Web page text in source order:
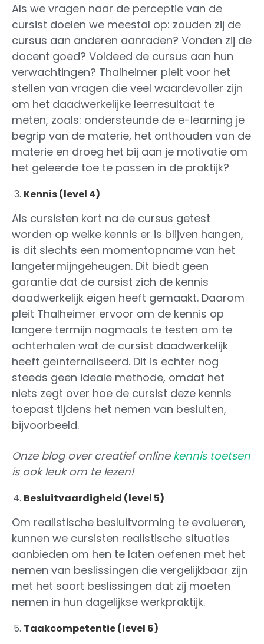
Als we vragen naar de perceptie van de
cursist doelen we meestal op: zouden zij de
cursus aan anderen aanraden? Vonden zij de
docent goed? Voldeed de cursus aan hun
verwachtingen? Thalheimer pleit voor het
stellen van vragen die veel waardevoller zijn
om het daadwerkelijke leerresultaat te
meten, zoals: ondersteunde de e-learning je
begrip van de materie, het onthouden van de
materie en droeg het bij aan je motivatie om
het geleerde toe te passen in de praktijk?
Kennis (level 4)
Als cursisten kort na de cursus getest
worden op welke kennis er is blijven hangen,
is dit slechts een momentopname van het
langetermijngeheugen. Dit biedt geen
garantie dat de cursist zich de kennis
daadwerkelijk eigen heeft gemaakt. Daarom
pleit Thalheimer ervoor om de kennis op
langere termijn nogmaals te testen om te
achterhalen wat de cursist daadwerkelijk
heeft geïnternaliseerd. Dit is echter nog
steeds geen ideale methode, omdat het
niets zegt over hoe de cursist deze kennis
toepast tijdens het nemen van besluiten,
bijvoorbeeld.
Onze blog over creatief online kennis toetsen
is ook leuk om te lezen!
Besluitvaardigheid (level 5)
Om realistische besluitvorming te evalueren,
kunnen we cursisten realistische situaties
aanbieden om hen te laten oefenen met het
nemen van beslissingen die vergelijkbaar zijn
met het soort beslissingen dat zij moeten
nemen in hun dagelijkse werkpraktijk.
Taakcompetentie (level 6)